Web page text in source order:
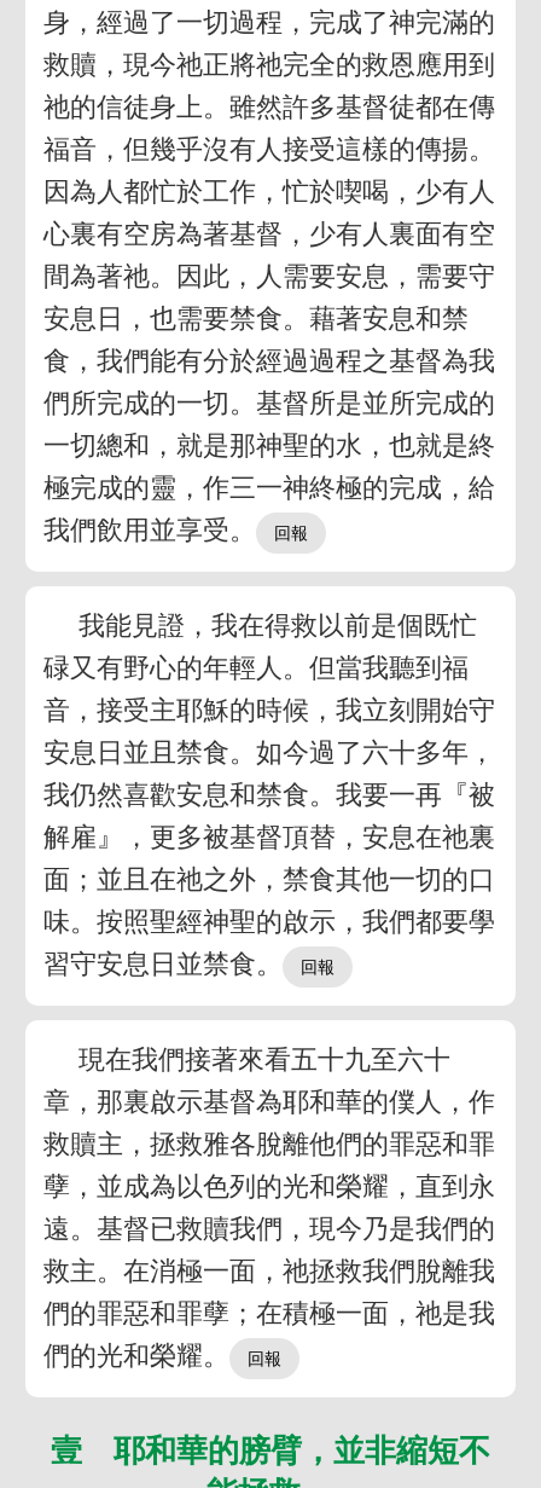
身，經過了一切過程，完成了神完滿的
救贖，現今祂正將祂完全的救恩應用到
祂的信徒身上。雖然許多基督徒都在傳
福音，但幾乎沒有人接受這樣的傳揚。
因為人都忙於工作，忙於喫喝，少有人
心裏有空房為著基督，少有人裏面有空
間為著祂。因此，人需要安息，需要守
安息日，也需要禁食。藉著安息和禁
食，我們能有分於經過過程之基督為我
們所完成的一切。基督所是並所完成的
一切總和，就是那神聖的水，也就是終
極完成的靈，作三一神終極的完成，給
我們飲用並享受。
我能見證，我在得救以前是個既忙
碌又有野心的年輕人。但當我聽到福
音，接受主耶穌的時候，我立刻開始守
安息日並且禁食。如今過了六十多年，
我仍然喜歡安息和禁食。我要一再『被
解雇』，更多被基督頂替，安息在祂裏
面；並且在祂之外，禁食其他一切的口
味。按照聖經神聖的啟示，我們都要學
習守安息日並禁食。
現在我們接著來看五十九至六十
章，那裏啟示基督為耶和華的僕人，作
救贖主，拯救雅各脫離他們的罪惡和罪
孽，並成為以色列的光和榮耀，直到永
遠。基督已救贖我們，現今乃是我們的
救主。在消極一面，祂拯救我們脫離我
們的罪惡和罪孽；在積極一面，祂是我
們的光和榮耀。
壹 耶和華的膀臂，並非縮短不